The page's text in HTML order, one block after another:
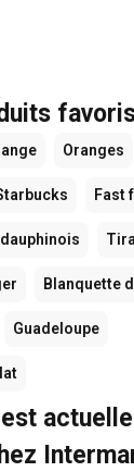
Oranges
Fast
Blanquette
Guadeloupe